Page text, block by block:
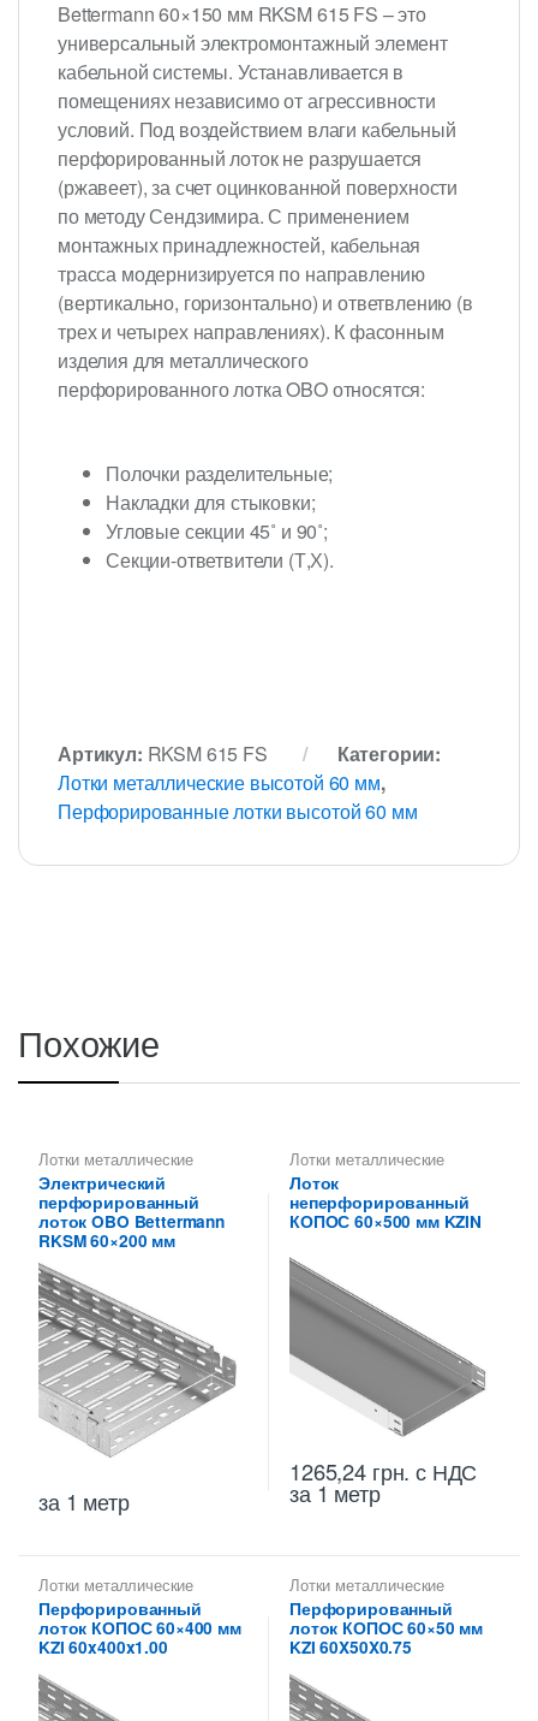
Bettermann 60×150 мм RKSM 615 FS – это
универсальный электромонтажный элемент
кабельной системы. Устанавливается в
помещениях независимо от агрессивности
условий. Под воздействием влаги кабельный
перфорированный лоток не разрушается
(ржавеет), за счет оцинкованной поверхности
по методу Сендзимира. С применением
монтажных принадлежностей, кабельная
трасса модернизируется по направлению
(вертикально, горизонтально) и ответвлению (в
трех и четырех направлениях). К фасонным
изделия для металлического
перфорированного лотка OBO относятся:
Полочки разделительные;
Накладки для стыковки;
Угловые секции 45˚ и 90˚;
Секции-ответвители (Т,Х).
Артикул: RKSM 615 FS
Категории:
Лотки металлические высотой 60 мм,
Перфорированные лотки высотой 60 мм
Похожие
Лотки металлические
высотой 60 мм
Перфорированные лотки
высотой 60 мм
Электрический
перфорированный
лоток OBO Bettermann
RKSM 60×200 мм
за 1 метр
Лотки металлические
высотой 60 мм
Металлические огнеупорные
лотки,Неперфорированные
лотки высотой 60 мм
Лоток
неперфорированный
КОПОС 60×500 мм KZIN
1265,24 грн. с НДС
за 1 метр
Лотки металлические
высотой 60 мм
Металлические огнеупорные
лотки, Перфорированные
лотки высотой 60 мм
Перфорированный
лоток КОПОС 60×400 мм
KZI 60x400x1.00
Лотки металлические
высотой 60 мм
Перфорированные лотки
высотой 60 мм
Перфорированный
лоток КОПОС 60×50 мм
KZI 60X50X0.75